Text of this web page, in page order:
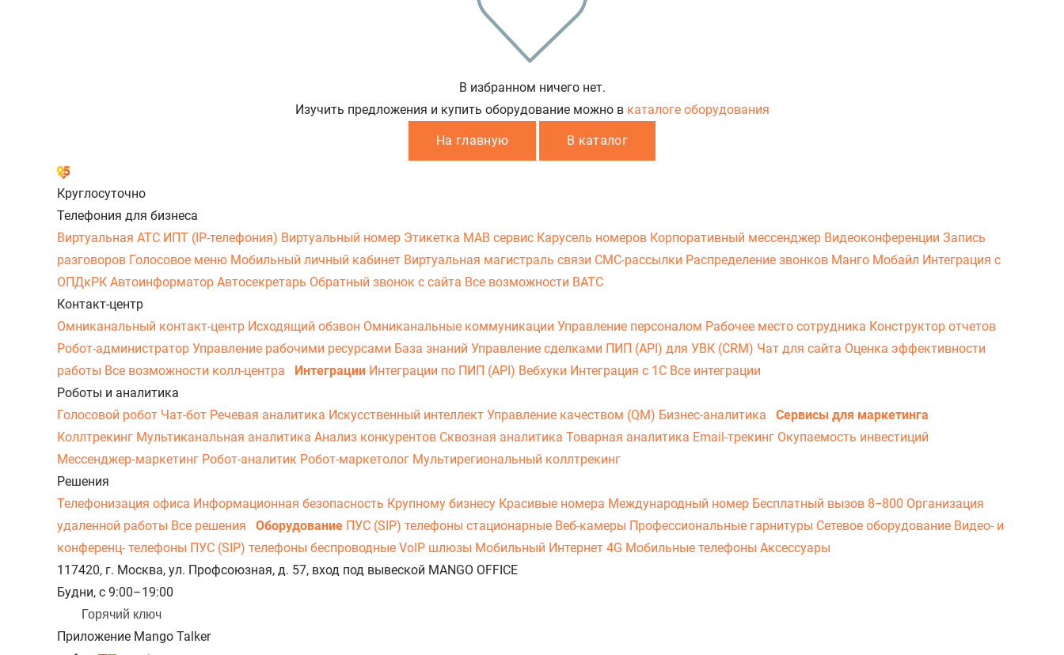
В избранном ничего нет.
Изучить предложения и купить оборудование можно в каталоге оборудования
На главную В каталог
Круглосуточно
Телефония для бизнеса
Виртуальная АТС ИПТ (IP-телефония) Виртуальный номер Этикетка МАВ сервис Карусель номеров Корпоративный мессенджер Видеоконференции Запись
разговоров Голосовое меню Мобильный личный кабинет Виртуальная магистраль связи СМС-рассылки Распределение звонков Манго Мобайл Интеграция с
ОПДкРК Автоинформатор Автосекретарь Обратный звонок с сайта Все возможности ВАТС
Контакт-центр
Омниканальный контакт-центр Исходящий обзвон Омниканальные коммуникации Управление персоналом Рабочее место сотрудника Конструктор отчетов
Робот-администратор Управление рабочими ресурсами База знаний Управление сделками ПИП (API) для УВК (CRM) Чат для сайта Оценка эффективности
работы Все возможности колл-центра Интеграции Интеграции по ПИП (API) Вебхуки Интеграция с 1С Все интеграции
Роботы и аналитика
Голосовой робот Чат-бот Речевая аналитика Искусственный интеллект Управление качеством (QM) Бизнес-аналитика
Сервисы для маркетинга
Коллтрекинг Мультиканальная аналитика Анализ конкурентов Сквозная аналитика Товарная аналитика Email-трекинг Окупаемость инвестиций
Мессенджер‑маркетинг Робот-аналитик Робот-маркетолог Мультирегиональный коллтрекинг
Решения
Телефонизация офиса Информационная безопасность Крупному бизнесу Красивые номера Международный номер Бесплатный вызов 8−800 Организация
удаленной работы Все решения Оборудование ПУС (SIP) телефоны стационарные Веб-камеры Профессиональные гарнитуры Сетевое оборудование Видео- и
конференц- телефоны ПУС (SIP) телефоны беспроводные VoIP шлюзы Мобильный Интернет 4G Мобильные телефоны Аксессуары
117420, г. Москва, ул. Профсоюзная, д. 57, вход под вывеской MANGO OFFICE
Будни, с 9:00–19:00
Горячий ключ
Приложение Mango Talker